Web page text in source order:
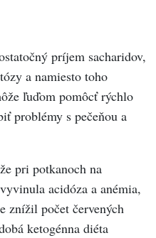
príjem sacharidov,
a namiesto toho
ľuďom pomôcť rýchlo
problémy s pečeňou a
pri potkanoch na
acidóza a anémia,
znížil počet červených
ketogénna diéta